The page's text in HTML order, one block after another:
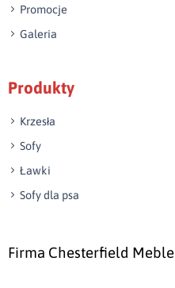
Promocje
Galeria
Produkty
Krzesła
Sofy
Ławki
Sofy dla psa
Firma Chesterfield Meble